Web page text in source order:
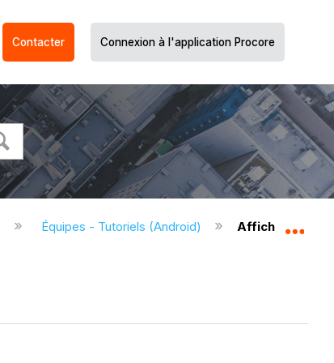
Contacter Connexion à l'application Procore
Équipes - Tutoriels (Android) Afficher une